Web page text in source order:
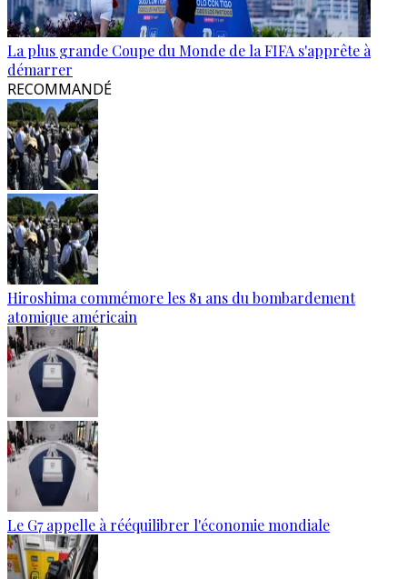
La plus grande Coupe du Monde de la FIFA s'apprête à
démarrer
RECOMMANDÉ
Hiroshima commémore les 81 ans du bombardement
atomique américain
Le G7 appelle à rééquilibrer l'économie mondiale